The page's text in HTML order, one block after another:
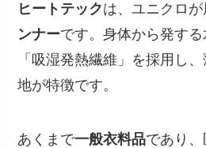
ヒートテックは、ユニクロ
ンナーです。身体から発す
「吸湿発熱繊維」を採用し
地が特徴です。
あくまで一般衣料品であり